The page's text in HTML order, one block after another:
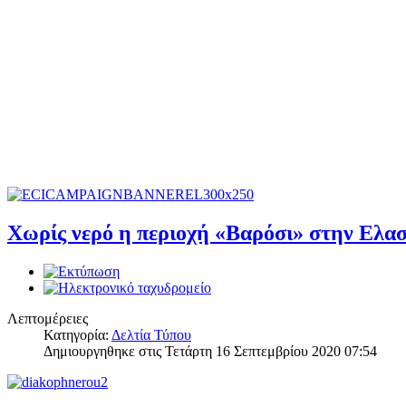
Χωρίς νερό η περιοχή «Βαρόσι» στην
Λεπτομέρειες
Κατηγορία: Δελτία Τύπου
Δημιουργηθηκε στις Τετάρτη 16 Σεπτεμβρίου 2020 07:54